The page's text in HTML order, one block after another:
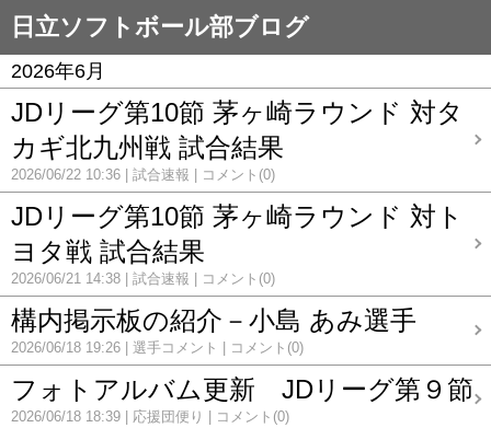
日立ソフトボール部ブログ
2026年6月
JDリーグ第10節 茅ヶ崎ラウンド 対タ
カギ北九州戦 試合結果
2026/06/22 10:36 試合速報 コメント(0)
JDリーグ第10節 茅ヶ崎ラウンド 対ト
ヨタ戦 試合結果
2026/06/21 14:38 試合速報 コメント(0)
構内掲示板の紹介－小島 あみ選手
2026/06/18 19:26 選手コメント コメント(0)
フォトアルバム更新 JDリーグ第９節
2026/06/18 18:39 応援団便り コメント(0)